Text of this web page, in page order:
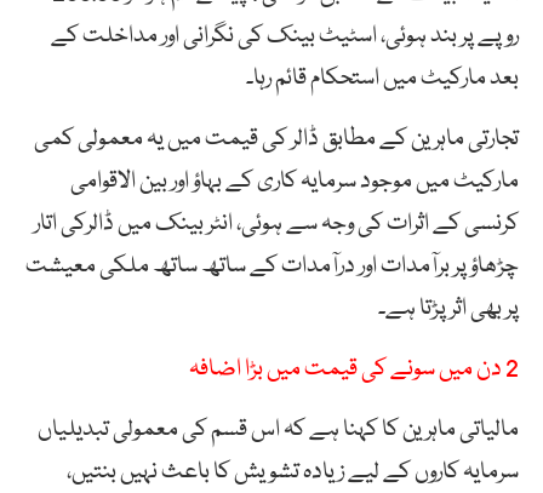
روپے پر بند ہوئی، اسٹیٹ بینک کی نگرانی اور مداخلت کے
بعد مارکیٹ میں استحکام قائم رہا۔
تجارتی ماہرین کے مطابق ڈالر کی قیمت میں یہ معمولی کمی
مارکیٹ میں موجود سرمایہ کاری کے بہاؤ اور بین الاقوامی
کرنسی کے اثرات کی وجہ سے ہوئی، انٹر بینک میں ڈالرکی اتار
چڑھاؤ پر برآمدات اور درآمدات کے ساتھ ساتھ ملکی معیشت
پر بھی اثر پڑتا ہے۔
2 دن میں سونے کی قیمت میں بڑا اضافہ
مالیاتی ماہرین کا کہنا ہے کہ اس قسم کی معمولی تبدیلیاں
سرمایہ کاروں کے لیے زیادہ تشویش کا باعث نہیں بنتیں،